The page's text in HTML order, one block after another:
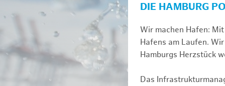
DIE HAMBURG
Wir machen Hafen:
Hafens am Laufen.
Hamburgs Herzstück
Das